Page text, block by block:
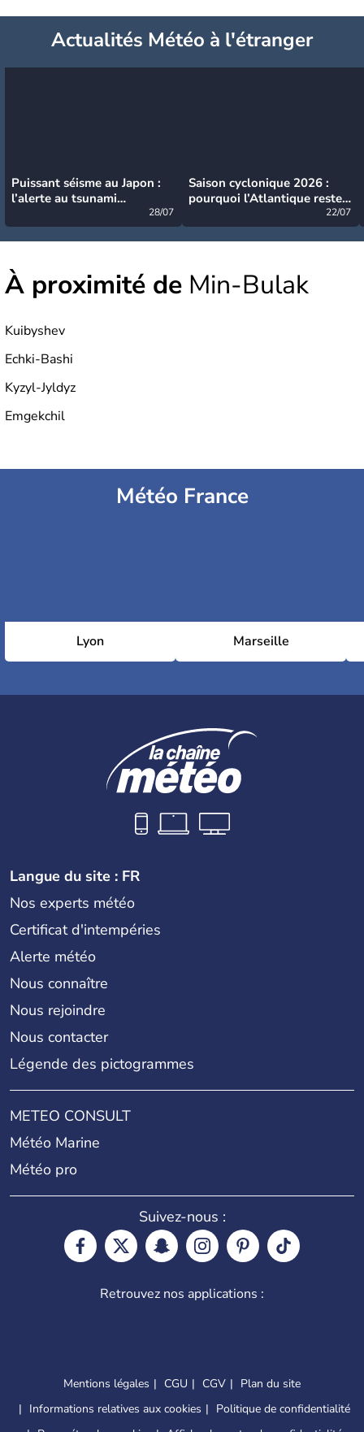
Actualités Météo à l'étranger
Puissant séisme au Japon :
l’alerte au tsunami
28/07
Saison cyclonique 2026 :
pourquoi l’Atlantique reste
22/07
À proximité de Min-Bulak
Kuibyshev
Echki-Bashi
Kyzyl-Jyldyz
Emgekchil
Météo France
Lyon Marseille
Langue du site : FR
Nos experts météo
Certificat d'intempéries
Alerte météo
Nous connaître
Nous rejoindre
Nous contacter
Légende des pictogrammes
METEO CONSULT
Météo Marine
Météo pro
Suivez-nous :
Retrouvez nos applications :
Mentions légales CGU CGV
Plan du site
Informations relatives aux cookies
Politique de confidentialité